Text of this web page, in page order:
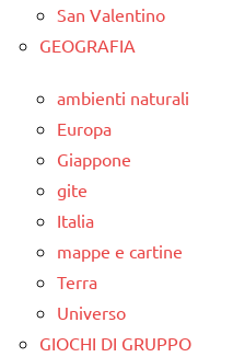
San Valentino
GEOGRAFIA
ambienti naturali
Europa
Giappone
gite
Italia
mappe e cartine
Terra
Universo
GIOCHI DI GRUPPO